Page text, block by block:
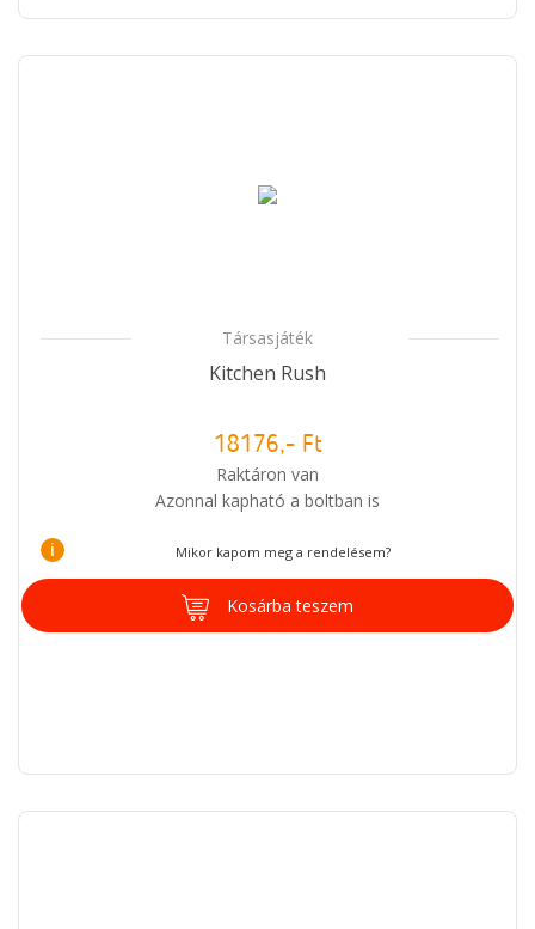
Társasjáték
Kitchen Rush
18176,- Ft
Raktáron van
Azonnal kapható a boltban is
i Mikor kapom meg a rendelésem?
Kosárba teszem